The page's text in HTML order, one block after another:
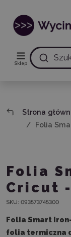
Sklep
Strona
Folia
Folia
Cricut
SKU: 093573745300
Folia Smart
folia termiczna